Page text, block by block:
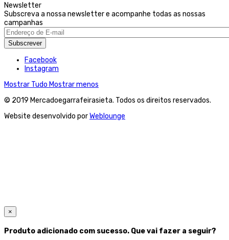
Newsletter
Subscreva a nossa newsletter e acompanhe todas as nossas
campanhas
Subscrever
Facebook
Instagram
Mostrar Tudo Mostrar menos
© 2019 Mercadoegarrafeirasieta. Todos os direitos reservados.
Website desenvolvido porWeblounge
×
Produto adicionado com sucesso. Que vai fazer a seguir?